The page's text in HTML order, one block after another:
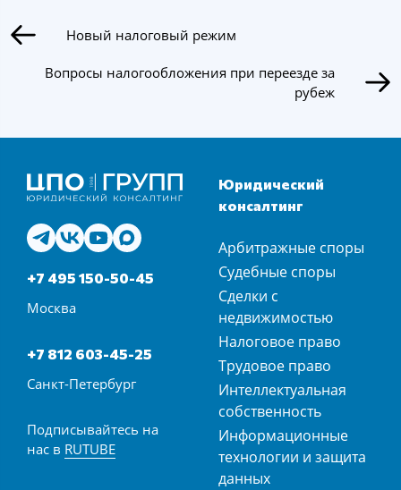
Новый налоговый режим
Вопросы налогообложения при переезде за
рубеж
+7 495 150-50-45
Москва
+7 812 603-45-25
Санкт-Петербург
Подписывайтесь на
нас в RUTUBE
Юридический
консалтинг
Арбитражные споры
Судебные споры
Сделки с
недвижимостью
Налоговое право
Трудовое право
Интеллектуальная
собственность
Информационные
технологии и защита
данных